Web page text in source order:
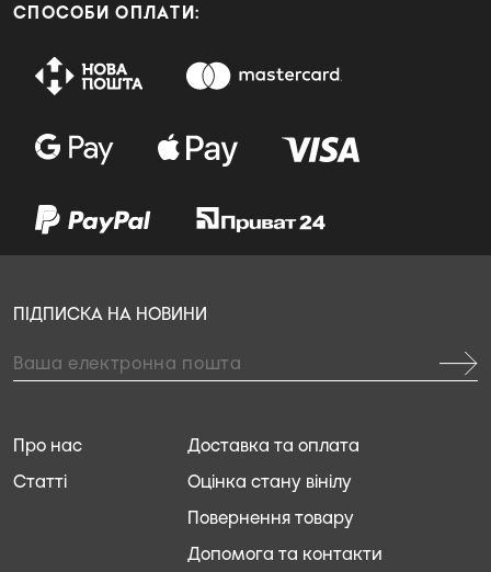
СПОСОБИ ОПЛАТИ:
Доставка та оплата
Оцінка стану вінілу
Повернення товару
Допомога та контакти
Про нас
Статті
ПІДПИСКА НА НОВИНИ